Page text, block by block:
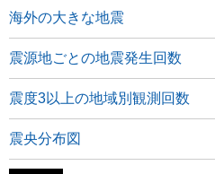
海外の大きな地震
震源地ごとの地震発生回数
震度3以上の地域別観測回数
震央分布図